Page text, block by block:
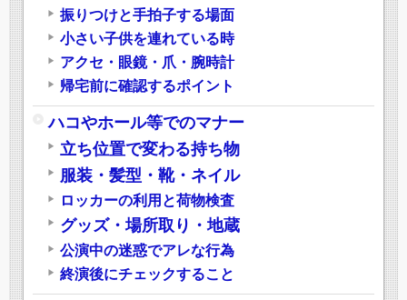
振りつけと手拍子する場面
小さい子供を連れている時
アクセ・眼鏡・爪・腕時計
帰宅前に確認するポイント
ハコやホール等でのマナー
立ち位置で変わる持ち物
服装・髪型・靴・ネイル
ロッカーの利用と荷物検査
グッズ・場所取り・地蔵
公演中の迷惑でアレな行為
終演後にチェックすること